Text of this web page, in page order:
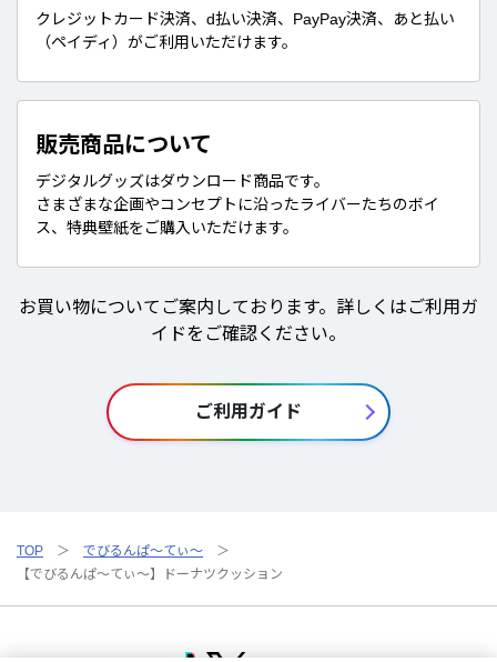
クレジットカード決済、d払い決済、PayPay決済、あと払い
（ペイディ）がご利用いただけます。
販売商品について
デジタルグッズはダウンロード商品です。
さまざまな企画やコンセプトに沿ったライバーたちのボイ
ス、特典壁紙をご購入いただけます。
お買い物についてご案内しております。詳しくはご利用ガ
イドをご確認ください。
ご利用ガイド
TOP
でびるんぱ～てぃ～
【でびるんぱ～てぃ～】ドーナツクッション